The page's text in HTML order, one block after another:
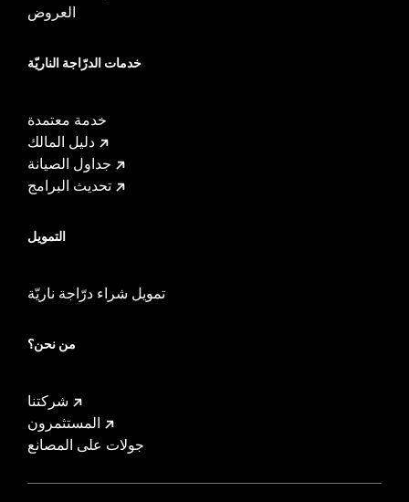
العروض
خدمات الدرّاجة الناريّة
خدمة معتمدة
دليل المالك
جداول الصيانة
تحديث البرامج
التمويل
تمويل شراء درّاجة ناريّة
من نحن؟
شركتنا
المستثمرون
جولات على المصانع